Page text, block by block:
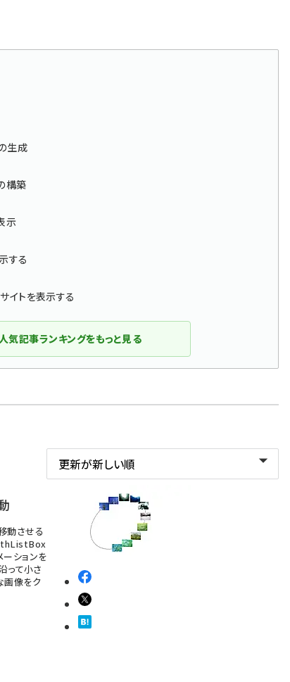
生成
構築
示
する
イトを表示する
気記事ランキングをもっと見る
動させる
ーションを
って小さ
画像をク